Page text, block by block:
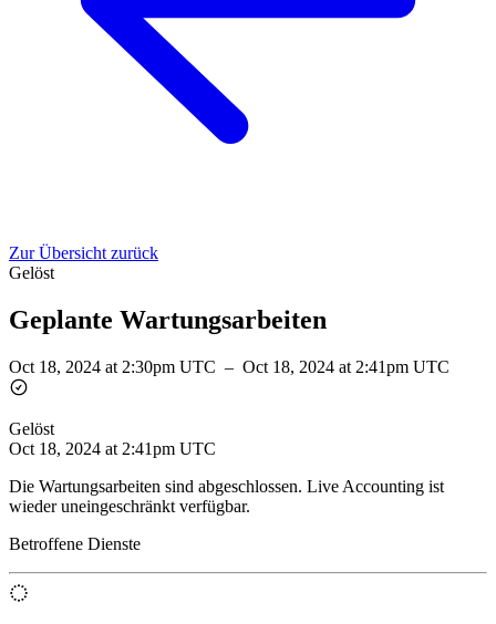
Zur Übersicht zurück
Gelöst
Geplante Wartungsarbeiten
Oct 18, 2024 at 2:30pm UTC – Oct 18, 2024 at 2:41pm UTC
Gelöst
Oct 18, 2024 at 2:41pm UTC
Die Wartungsarbeiten sind abgeschlossen. Live Accounting ist
wieder uneingeschränkt verfügbar.
Betroffene Dienste